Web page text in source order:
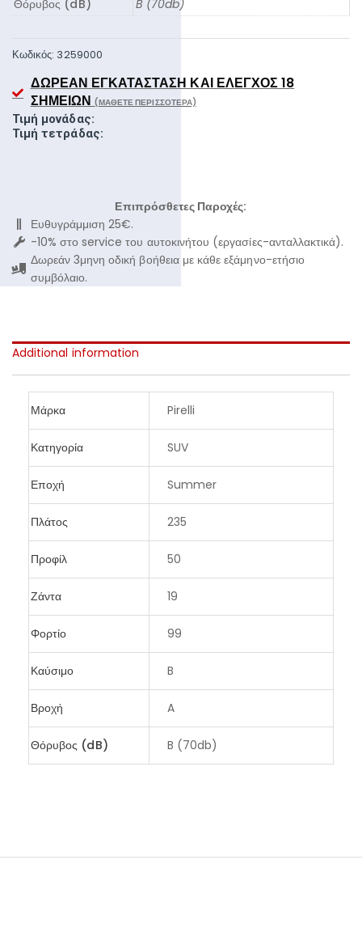
Θόρυβος (dB)
B (70db)
Κωδικός: 3259000
ΔΩΡΕΆΝ ΕΓΚΑΤΆΣΤΑΣΗ ΚΑΙ ΈΛΕΓΧΟΣ 18
ΣΗΜΕΊΩΝ (ΜΆΘΕΤΕ ΠΕΡΙΣΣΌΤΕΡΑ)
Τιμή μονάδας:
Τιμή τετράδας:
Επιπρόσθετες Παροχές:
Ευθυγράμμιση 25€.
-10% στο service του αυτοκινήτου (εργασίες-ανταλλακτικά).
Δωρεάν 3μηνη οδική βοήθεια με κάθε εξάμηνο-ετήσιο
συμβόλαιο.
Additional information
Μάρκα Pirelli
Κατηγορία SUV
Εποχή Summer
Πλάτος 235
Προφίλ 50
Ζάντα 19
Φορτίο 99
Καύσιμο B
Βροχή A
Θόρυβος (dB) B (70db)